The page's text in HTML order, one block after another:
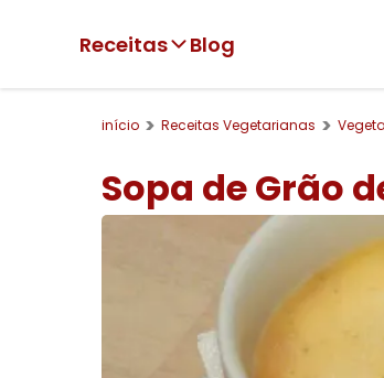
Receitas Blog
início Receitas Vegetarianas
Sopa de Grão